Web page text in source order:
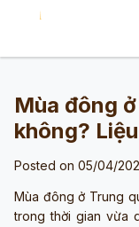
Mùa đông
không?
Posted on 05/04/
Mùa đông ở Trung
trong thời gian vừa